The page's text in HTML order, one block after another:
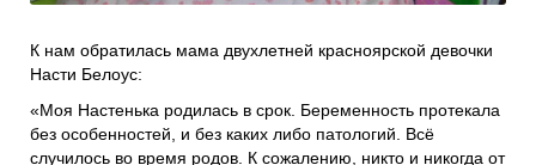
Наши друзья
Банеры
К нам обратилась мама двухлетней красноярской девочки
Насти Белоус:
«Моя Настенька родилась в срок. Беременность протекала
без особенностей, и без каких либо патологий. Всё
случилось во время родов. К сожалению, никто и никогда от